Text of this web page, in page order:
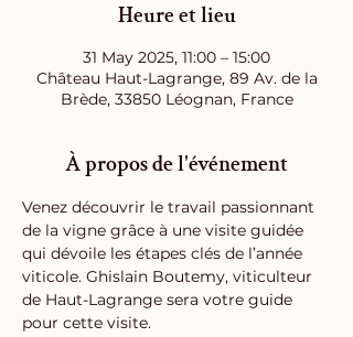
Heure et lieu
31 May 2025, 11:00 – 15:00
Château Haut-Lagrange, 89 Av. de la
Brède, 33850 Léognan, France
À propos de l'événement
Venez découvrir le travail passionnant
de la vigne grâce à une visite guidée
qui dévoile les étapes clés de l’année
viticole. Ghislain Boutemy, viticulteur
de Haut-Lagrange sera votre guide
pour cette visite.